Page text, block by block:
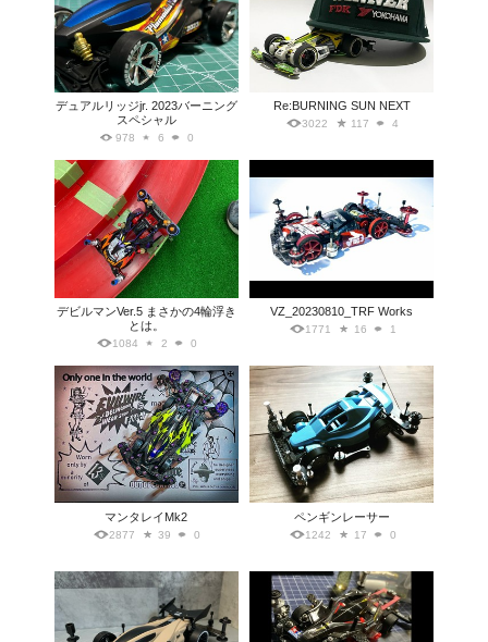
デュアルリッジjr. 2023バーニング
スペシャル
978 6 0
Re:BURNING SUN NEXT
3022 117 4
デビルマンVer.5 まさかの4輪浮き
とは。
1084 2 0
VZ_20230810_TRF Works
1771 16 1
マンタレイMk2
2877 39 0
ペンギンレーサー
1242 17 0